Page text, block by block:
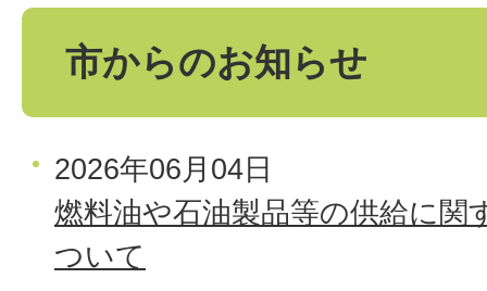
市からのお知らせ
2026年06月04日
燃料油や石油製品等の供給に関
ついて